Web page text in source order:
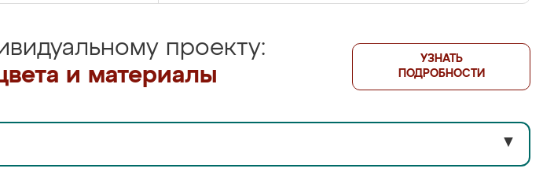
проекту:
и материалы
УЗНАТЬ
ПОДРОБНОСТИ
▼